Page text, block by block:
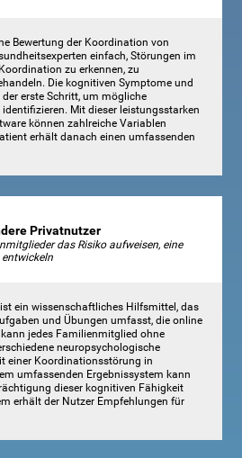
Bewertung der Koordination von
einfach, Störungen im
zu erkennen, zu
Die kognitiven Symptome und
erste Schritt, um mögliche
Mit dieser leistungsstarken
können zahlreiche Variablen
erhält danach einen umfassenden
Privatnutzer
das Risiko aufweisen, eine
ein wissenschaftliches Hilfsmittel, das
und Übungen umfasst, die online
jedes Familienmitglied ohne
neuropsychologische
einer Koordinationsstörung in
umfassenden Ergebnissystem kann
dieser kognitiven Fähigkeit
erhält der Nutzer Empfehlungen für